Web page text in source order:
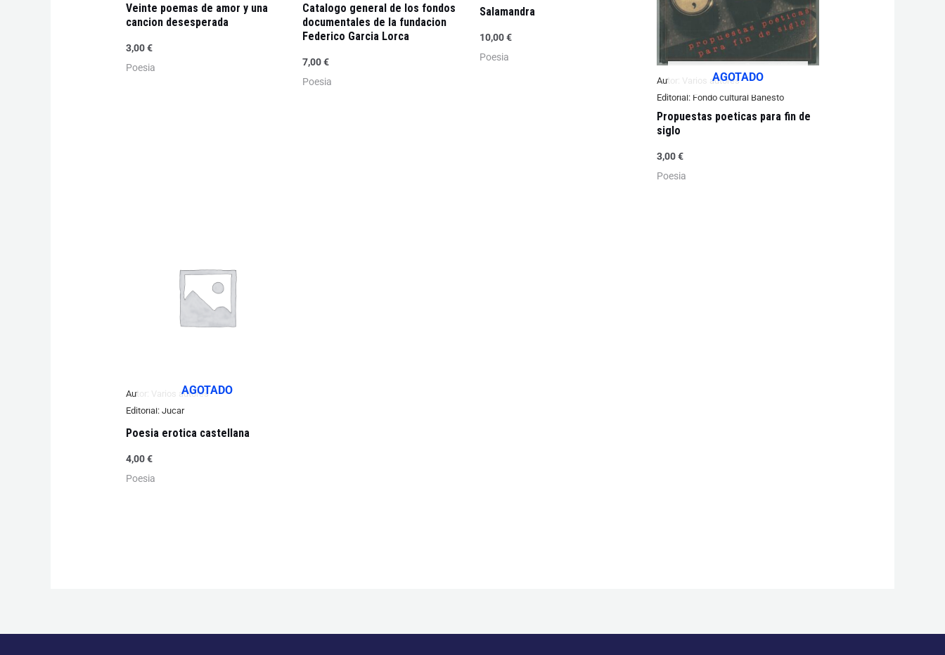
Veinte poemas de amor y una
cancion desesperada
3,00€
Poesia
Catalogo general de los fondos
documentales de la fundacion
Federico Garcia Lorca
7,00€
Poesia
Salamandra
10,00€
Poesia
AGOTADO
Autor: Varios autores
Editorial:Fondo cultural Banesto
Propuestas poeticas para fin de
siglo
3,00€
Poesia
AGOTADO
Autor: Varios autores
Editorial:Jucar
Poesia erotica castellana
4,00€
Poesia